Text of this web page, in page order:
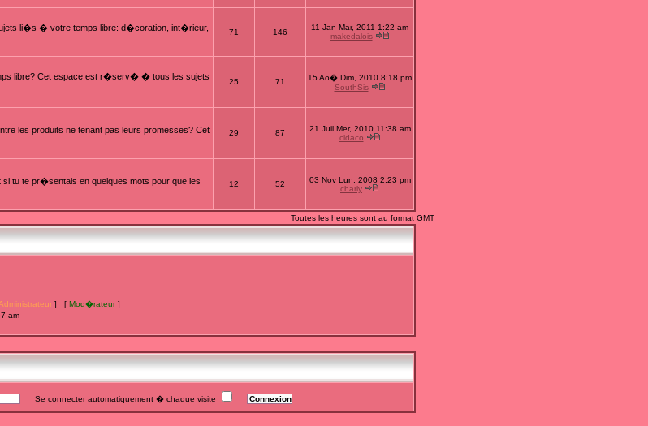
li�s � votre temps libre: d�coration, int�rieur,
71 146
11 Jan Mar, 2011 1:22 am
makedalois
libre? Cet espace est r�serv� � tous les sujets
25 71
15 Ao� Dim, 2010 8:18 pm
SouthSis
les produits ne tenant pas leurs promesses? Cet
29 87
21 Juil Mer, 2010 11:38 am
cldaco
tu te pr�sentais en quelques mots pour que les
12 52
03 Nov Lun, 2008 2:23 pm
charly
Toutes les heures sont au format GMT
Administrateur ] [ Mod�rateur]
am
Se connecter automatiquement � chaque visite